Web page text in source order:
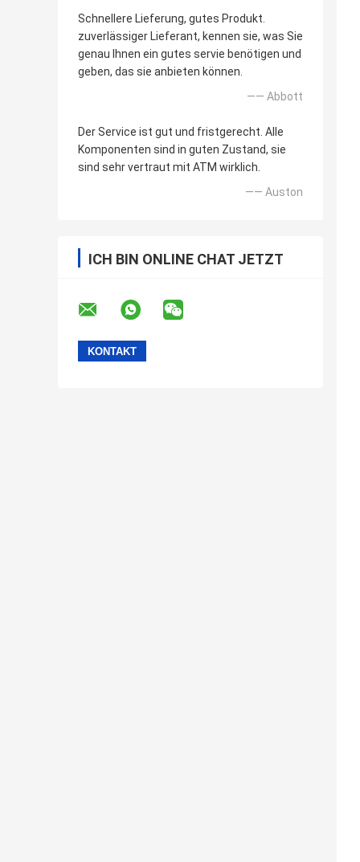
Schnellere Lieferung, gutes Produkt.
zuverlässiger Lieferant, kennen sie, was Sie
genau Ihnen ein gutes servie benötigen und
geben, das sie anbieten können.
—— Abbott
Der Service ist gut und fristgerecht. Alle
Komponenten sind in guten Zustand, sie
sind sehr vertraut mit ATM wirklich.
—— Auston
ICH BIN ONLINE CHAT JETZT